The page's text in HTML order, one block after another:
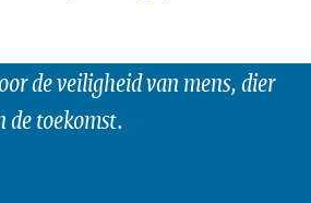
de veiligheid van mens, dier
de toekomst.